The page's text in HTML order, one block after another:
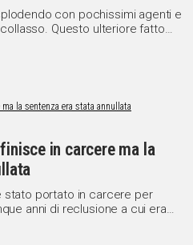
con pochissimi agenti e
Questo ulteriore fatto
delle denunce ..."
in carcere ma la
stato portato in carcere per
anni di reclusione a cui era
e incendio di un'auto.